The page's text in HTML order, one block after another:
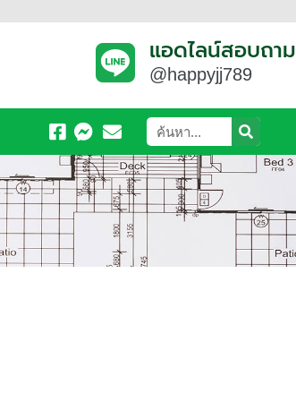
แอดไลน์สอบถาม
@happyjj789